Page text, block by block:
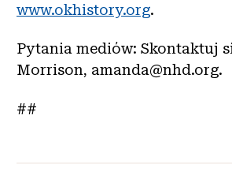
www.okhistory.org.
Pytania mediów: Skontaktuj
Morrison, amanda@nhd.org.
##